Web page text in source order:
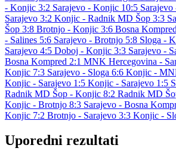
- Konjic 3:2 Sarajevo - Konjic 10:5
Sarajevo 3:2 Konjic - Radnik MD Šop 3:3
Šop 3:8 Brotnjo - Konjic 3:6 Bosna
- Salines 5:6 Sarajevo - Brotnjo 5:8 Sloga -
Sarajevo 4:5 Doboj - Konjic 3:3 Sarajevo -
Bosna Kompred 2:1 MNK Hercegovina -
Konjic 7:3 Sarajevo - Sloga 6:6 Konjic -
Konjic - Sarajevo 1:5 Konjic - Sarajevo 1:5
Radnik MD Šop - Konjic 8:2 Radnik MD
Konjic - Brotnjo 8:3 Sarajevo - Bosna
Konjic 7:2 Brotnjo - Sarajevo 3:3 Konjic -
Uporedni rezultati